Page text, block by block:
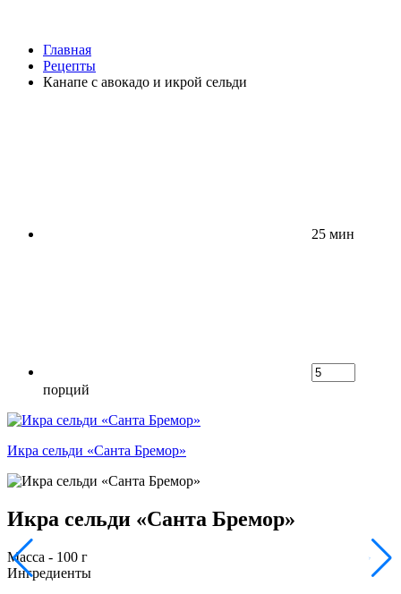
Главная
Рецепты
Канапе с авокадо и икрой сельди
25 мин
порций
Икра сельди «Санта Бремор»
Икра сельди «Санта Бремор»
Масса - 100 г
Ингредиенты